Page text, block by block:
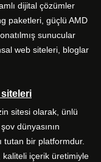
dijital çözümler
paketleri, güçlü AMD
sunucular
web siteleri, bloglar
siteleri
sitesi olarak, ünlü
dünyasının
tutan bir platformdur.
içerik üretimiyle